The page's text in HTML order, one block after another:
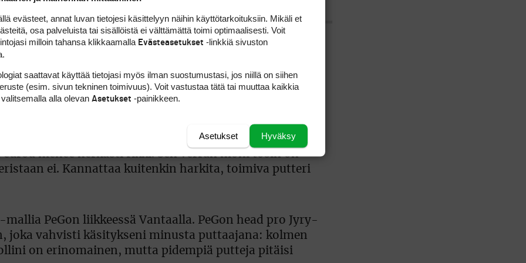
putterilla. Se on perinteistä blade-lapaa
kaikkea siitä, että myös huiput siirtyvät välineisiin,
Zero torque vie tätä ajattelua askeleen
-malleihin liittyy, ne maksavat jota kuinkin tuplasti
menee herkästi rikki. Sen verran moni tosin on
ei. Kannattaa kuitenkin harkita, toimiva putteri
PeGon liikkeessä Vantaalla. PeGon head pro Jyry-
joka vahvisti käsitykseni minusta puttaajana: kolmen
on erinomainen, mutta pidempiä putteja pitäisi
evästeet, annat luvan tietojesi käsittelyyn näihin käyttötarkoituksiin. Mikäli et
osa palveluista tai sisällöistä ei välttämättä toimi optimaalisesti. Voit
milloin tahansa klikkaamalla Evästeasetukset -linkkiä sivuston
saattavat käyttää tietojasi myös ilman suostumustasi, jos niillä on siihen
(esim. sivun tekninen toimivuus). Voit vastustaa tätä tai muuttaa kaikkia
alla olevan Asetukset -painikkeen.
Hyväksy
Asetukset